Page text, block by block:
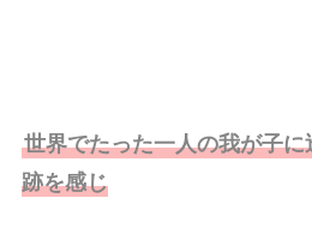
世界でたった一人の我が子
跡を感じ